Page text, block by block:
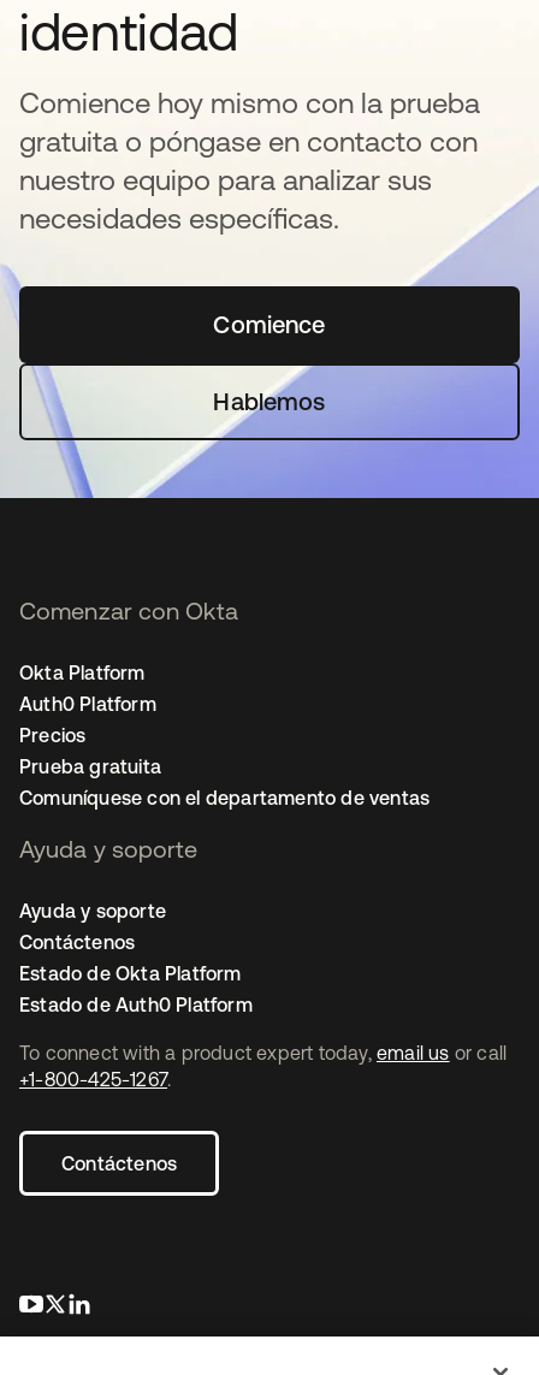
identidad
Comience hoy mismo con la prueba
gratuita o póngase en contacto con
nuestro equipo para analizar sus
necesidades específicas.
Comiencese abre en una pestaña
Hablemos
To connect with a product expert today, email us or call
+1-800-425-1267.
Contáctenos
se abre en una pestaña nueva
se abre en una pestaña nueva
Comenzar con Okta
Okta Platform
Auth0 Platform
Precios
Prueba gratuita
Comuníquese con el departamento de ventas
Ayuda y soporte
Ayuda y soporte
Contáctenos
Estado de Okta Platform
Estado de Auth0 Platform